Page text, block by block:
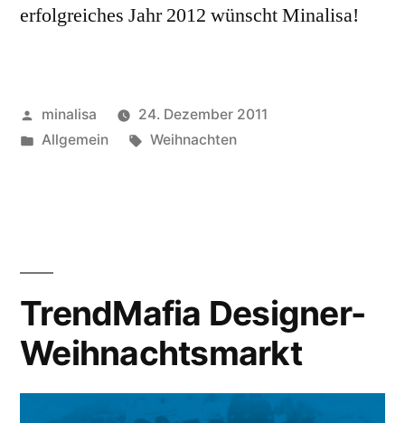
erfolgreiches Jahr 2012 wünscht Minalisa!
Veröffentlicht
von
minalisa
24. Dezember 2011
Veröffentlicht
Allgemein Schlagwörter:
Weihnachten
TrendMafia Designer-
Weihnachtsmarkt